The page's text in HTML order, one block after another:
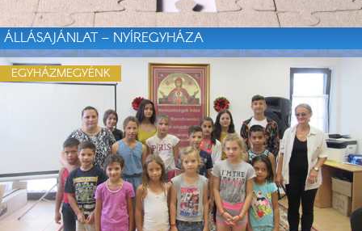
ÁLLÁSAJÁNLAT – NYÍREGYHÁZA
EGYHÁZMEGYÉNK